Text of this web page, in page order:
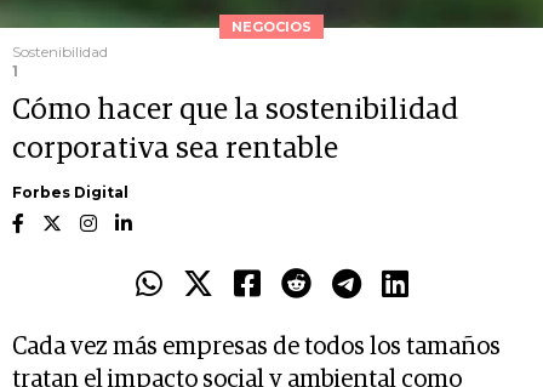
NEGOCIOS
Sostenibilidad
1
Cómo hacer que la sostenibilidad
corporativa sea rentable
Forbes Digital
Cada vez más empresas de todos los tamaños
tratan el impacto social y ambiental como